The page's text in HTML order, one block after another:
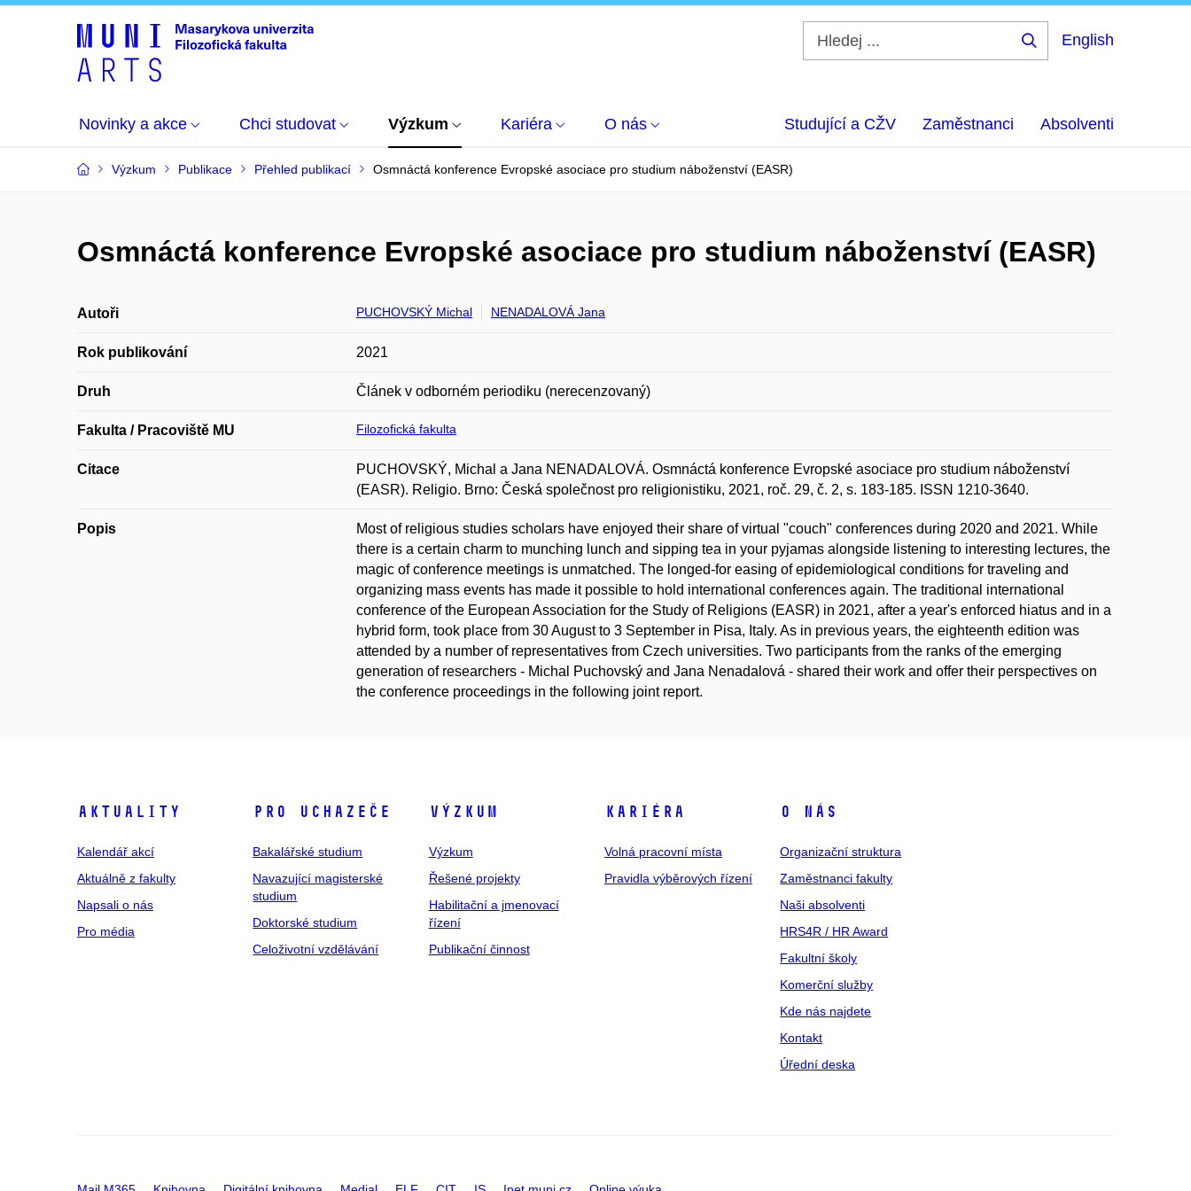
English
Novinky a akce Chci studovat Výzkum Kariéra O nás Studující a CŽV Zaměstnanci Absolventi
Výzkum Publikace Přehled publikací Osmnáctá konference Evropské asociace pro studium náboženství (EASR)
Osmnáctá konference Evropské asociace pro studium náboženství (EASR)
Autoři PUCHOVSKÝ Michal NENADALOVÁ Jana
Rok publikování 2021
Druh Článek v odborném periodiku (nerecenzovaný)
Fakulta / Pracoviště MU Filozofická fakulta
Citace
PUCHOVSKÝ, Michal a Jana NENADALOVÁ. Osmnáctá konference Evropské asociace pro studium náboženství
(EASR). Religio. Brno: Česká společnost pro religionistiku, 2021, roč. 29, č. 2, s. 183-185. ISSN 1210-3640.
Popis
Most of religious studies scholars have enjoyed their share of virtual "couch" conferences during 2020 and 2021. While
there is a certain charm to munching lunch and sipping tea in your pyjamas alongside listening to interesting lectures, the
magic of conference meetings is unmatched. The longed-for easing of epidemiological conditions for traveling and
organizing mass events has made it possible to hold international conferences again. The traditional international
conference of the European Association for the Study of Religions (EASR) in 2021, after a year's enforced hiatus and in a
hybrid form, took place from 30 August to 3 September in Pisa, Italy. As in previous years, the eighteenth edition was
attended by a number of representatives from Czech universities. Two participants from the ranks of the emerging
generation of researchers - Michal Puchovský and Jana Nenadalová - shared their work and offer their perspectives on
the conference proceedings in the following joint report.
Aktuality
Kalendář akcí
Aktuálně z fakulty
Napsali o nás
Pro média
Pro uchazeče
Bakalářské studium
Navazující magisterské
studium
Doktorské studium
Celoživotní vzdělávání
Výzkum
Výzkum
Řešené projekty
Habilitační a jmenovací
řízení
Publikační činnost
Kariéra
Volná pracovní místa
Pravidla výběrových řízení
O nás
Organizační struktura
Zaměstnanci fakulty
Naši absolventi
HRS4R / HR Award
Fakultní školy
Komerční služby
Kde nás najdete
Kontakt
Úřední deska